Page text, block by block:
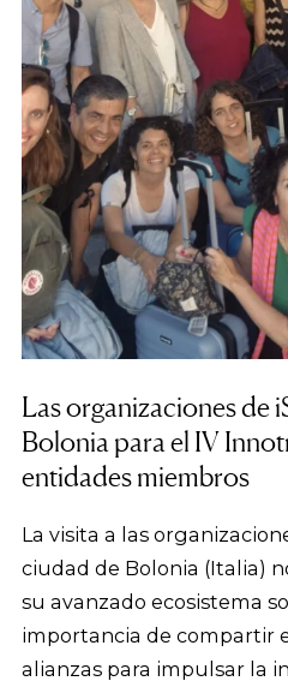
Las organizaciones de
Bolonia para el IV
entidades miembros
La visita a las
ciudad de Bolonia (Italia)
su avanzado ecosistema
importancia de compartir
alianzas para impulsar la